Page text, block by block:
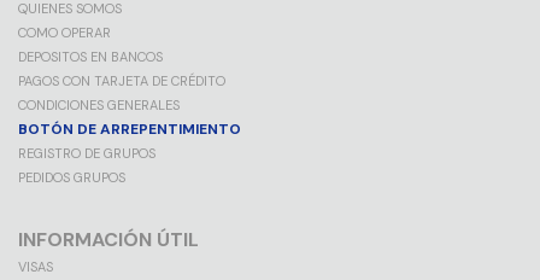
QUIENES SOMOS
COMO OPERAR
DEPOSITOS EN BANCOS
PAGOS CON TARJETA DE CRÉDITO
CONDICIONES GENERALES
BOTÓN DE ARREPENTIMIENTO
REGISTRO DE GRUPOS
PEDIDOS GRUPOS
INFORMACIÓN ÚTIL
VISAS